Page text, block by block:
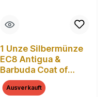
1 Unze Silbermünze
EC8 Antigua &
Barbuda Coat of
Arms 2022
Ausverkauft